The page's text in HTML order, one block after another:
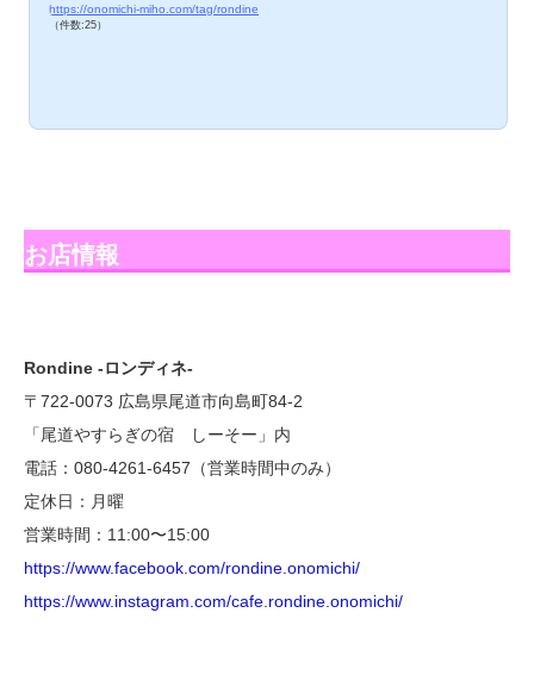
https://onomichi-miho.com/tag/rondine
（件数:25）
お店情報
Rondine -ロンディネ-
〒722-0073 広島県尾道市向島町84-2
「尾道やすらぎの宿 しーそー」内
電話：080-4261-6457（営業時間中のみ）
定休日：月曜
営業時間：11:00〜15:00
https://www.facebook.com/rondine.onomichi/
https://www.instagram.com/cafe.rondine.onomichi/